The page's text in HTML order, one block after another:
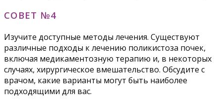
СОВЕТ №4
Изучите доступные методы лечения. Существуют
различные подходы к лечению поликистоза почек,
включая медикаментозную терапию и, в некоторых
случаях, хирургическое вмешательство. Обсудите с
врачом, какие варианты могут быть наиболее
подходящими для вас.